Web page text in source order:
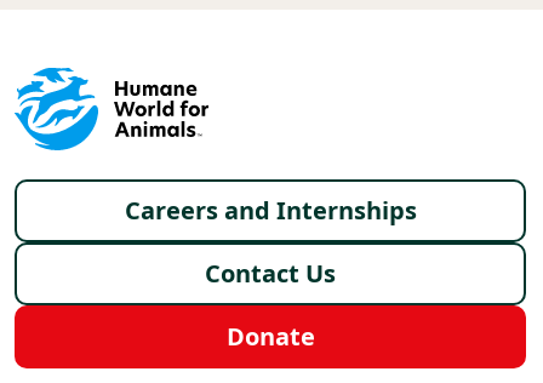
Footer menu
Careers and Internships
Contact Us
Donate